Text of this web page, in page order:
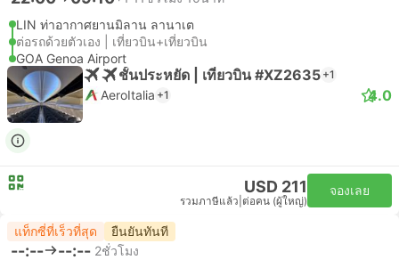
LIN ท่าอากาศยานมิลาน ลานาเต
ต่อรถด้วยตัวเอง | เที่ยวบิน+เที่ยวบิน
GOA Genoa Airport
ชั้นประหยัด | เที่ยวบิน #XZ2635 +1
AeroItalia +1 4.0
USD 211
รวมภาษีแล้ว ต่อคน (ผู้ใหญ่)
จองเลย
แท็กซี่ที่เร็วที่สุด ยืนยันทันที
--:-- --:-- 2ชั่วโมง